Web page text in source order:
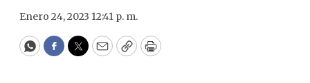
Enero 24, 2023 12:41 p. m.
WhatsApp
Facebook
Twitter
EmailCopyPrint